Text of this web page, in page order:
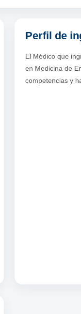
Perfil de
El Médico que
en Medicina de
competencias y